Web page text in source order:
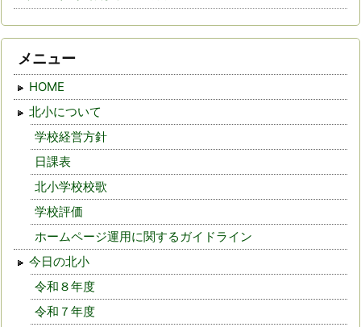
メニュー
HOME
北小について
学校経営方針
日課表
北小学校校歌
学校評価
ホームページ運用に関するガイドライン
今日の北小
令和８年度
令和７年度